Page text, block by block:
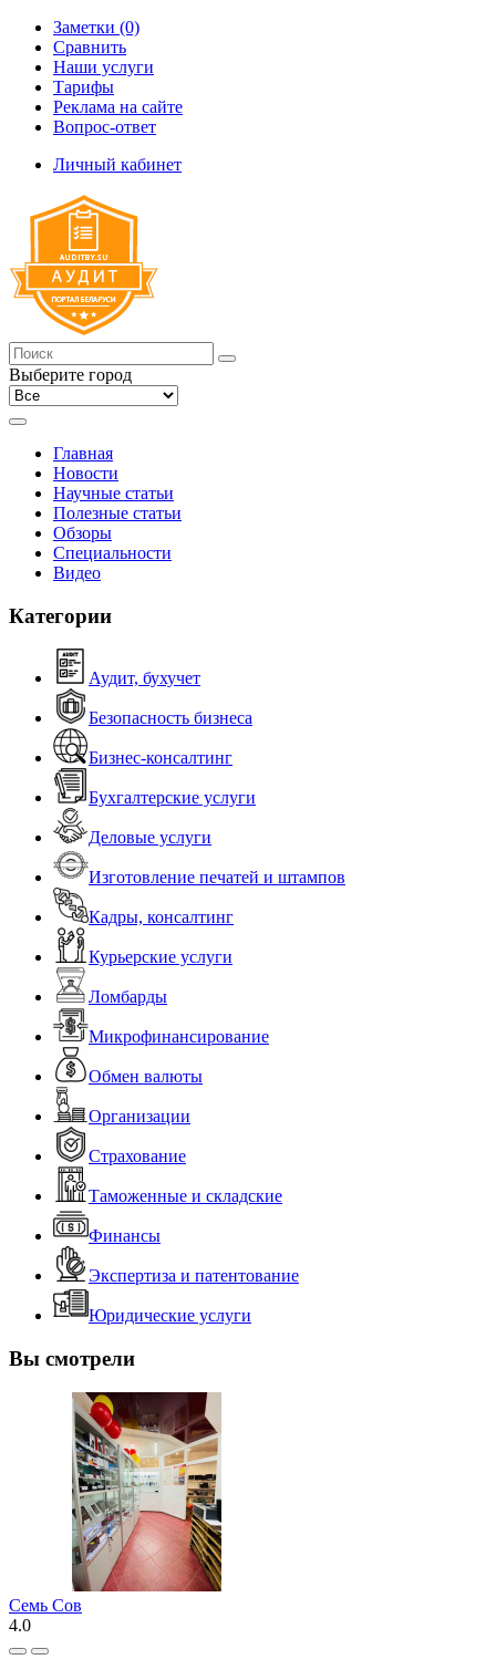
Заметки (0)
Сравнить
Наши услуги
Тарифы
Реклама на сайте
Вопрос-ответ
Личный кабинет
Выберите город
Главная
Новости
Научные статьи
Полезные статьи
Обзоры
Специальности
Видео
Категории
Аудит, бухучет
Безопасность бизнеса
Бизнес-консалтинг
Бухгалтерские услуги
Деловые услуги
Изготовление печатей и штампов
Кадры, консалтинг
Курьерские услуги
Ломбарды
Микрофинансирование
Обмен валюты
Организации
Страхование
Таможенные и складские
Финансы
Экспертиза и патентование
Юридические услуги
Вы смотрели
Семь Сов
4.0